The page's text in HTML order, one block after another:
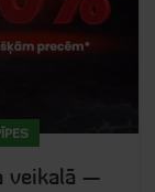
veikalā —